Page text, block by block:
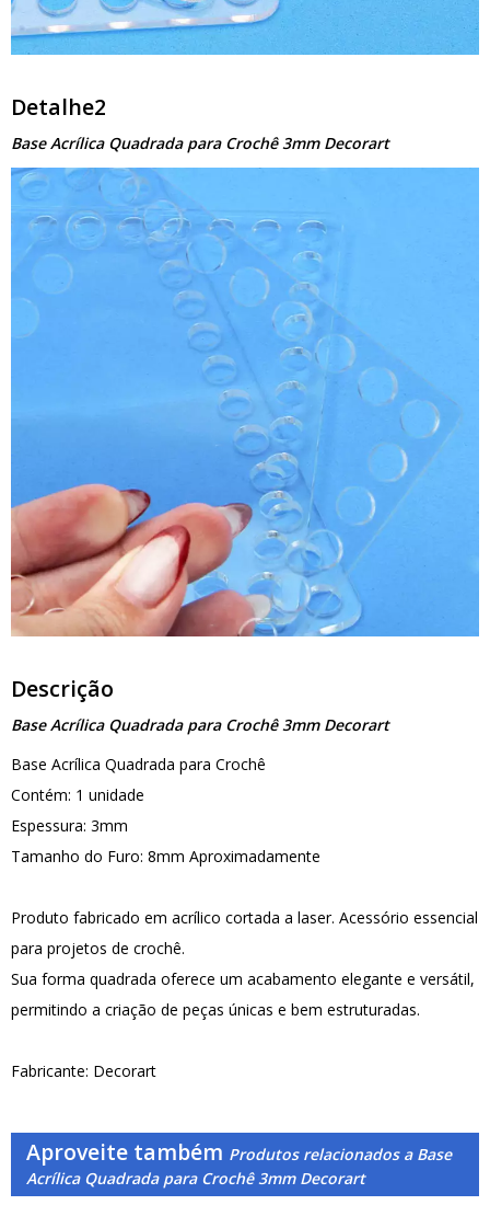
Detalhe2
Base Acrílica Quadrada para Crochê 3mm Decorart
Descrição
Base Acrílica Quadrada para Crochê 3mm Decorart
Base Acrílica Quadrada para Crochê
Contém: 1 unidade
Espessura: 3mm
Tamanho do Furo: 8mm Aproximadamente
Produto fabricado em acrílico cortada a laser. Acessório essencial
para projetos de crochê.
Sua forma quadrada oferece um acabamento elegante e versátil,
permitindo a criação de peças únicas e bem estruturadas.
Fabricante: Decorart
Aproveite também Produtos relacionados a Base
Acrílica Quadrada para Crochê 3mm Decorart